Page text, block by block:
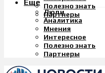
Полезно знать
Партнеры
Еще
Люди
Аналитика
Мнения
Интересное
Полезно знать
Партнеры